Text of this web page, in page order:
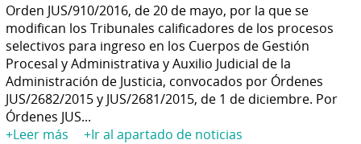
Orden JUS/910/2016, de 20 de mayo, por la que se
modifican los Tribunales calificadores de los procesos
selectivos para ingreso en los Cuerpos de Gestión
Procesal y Administrativa y Auxilio Judicial de la
Administración de Justicia, convocados por Órdenes
JUS/2682/2015 y JUS/2681/2015, de 1 de diciembre. Por
Órdenes JUS...
+Leer más
+Ir al apartado de noticias